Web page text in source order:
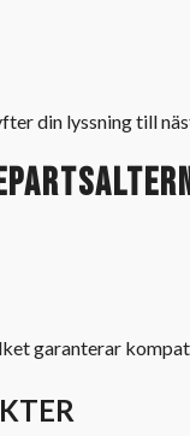
din lyssning till
garanterar